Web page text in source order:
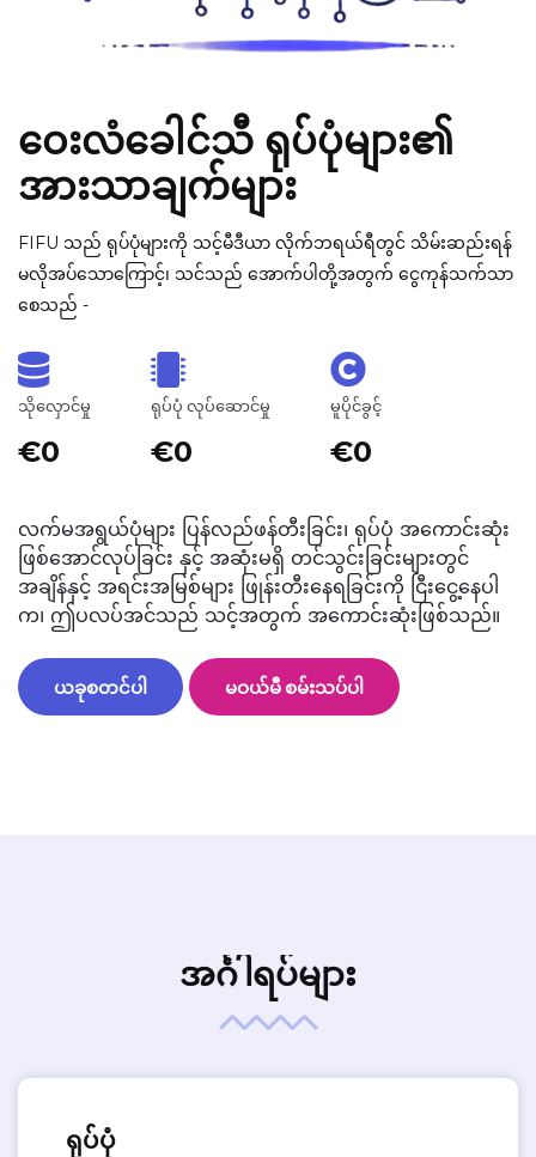
ဝေးလံခေါင်သီ ရုပ်ပုံများ၏
အားသာချက်များ
FIFU သည် ရုပ်ပုံများကို သင့်မီဒီယာ လိုက်ဘရယ်ရီတွင် သိမ်းဆည်းရန်
မလိုအပ်သောကြောင့်၊ သင်သည် အောက်ပါတို့အတွက် ငွေကုန်သက်သာ
စေသည် -
သိုလှောင်မှု
€0
ရုပ်ပုံ လုပ်ဆောင်မှု
€0
မူပိုင်ခွင့်
€0
လက်မအရွယ်ပုံများ ပြန်လည်ဖန်တီးခြင်း၊ ရုပ်ပုံ အကောင်းဆုံး
ဖြစ်အောင်လုပ်ခြင်း နှင့် အဆုံးမရှိ တင်သွင်းခြင်းများတွင်
အချိန်နှင့် အရင်းအမြစ်များ ဖြုန်းတီးနေရခြင်းကို ငြီးငွေ့နေပါ
က၊ ဤပလပ်အင်သည် သင့်အတွက် အကောင်းဆုံးဖြစ်သည်။
ယခုစတင်ပါ မဝယ်မီ စမ်းသပ်ပါ
အင်္ဂါရပ်များ
ရုပ်ပုံ